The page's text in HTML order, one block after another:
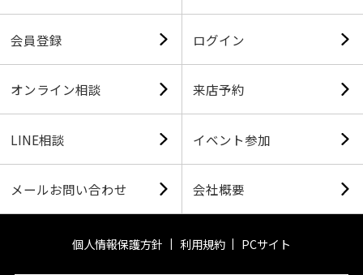
会員登録 ログイン
オンライン相談 来店予約
LINE相談 イベント参加
メールお問い合わせ 会社概要
個人情報保護方針 利用規約 PCサイト